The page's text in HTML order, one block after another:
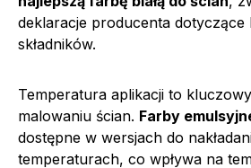
deklaracje producenta
składników.
Temperatura aplikacji to
malowaniu ścian. Farby
dostępne w wersjach do
temperaturach, co wpływa na